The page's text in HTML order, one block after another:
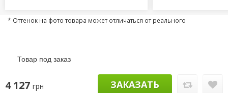
* Оттенок на фото товара может отличаться от реального
Товар под заказ
4 127 грн ЗАКАЗАТЬ